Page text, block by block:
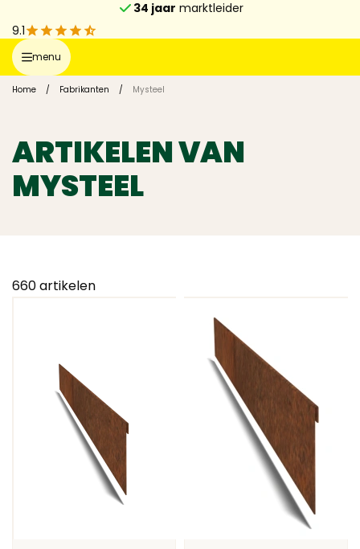
34 jaar marktleider
9.1
menu
Home / Fabrikanten / Mysteel
ARTIKELEN VAN
MYSTEEL
660artikelen